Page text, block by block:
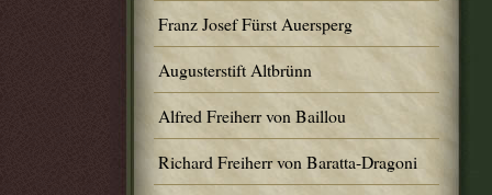
Franz Josef Fürst Auersperg
Augusterstift Altbrünn
Alfred Freiherr von Baillou
Richard Freiherr von Baratta-Dragoni